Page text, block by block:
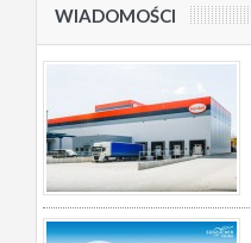
WIADOMOŚCI